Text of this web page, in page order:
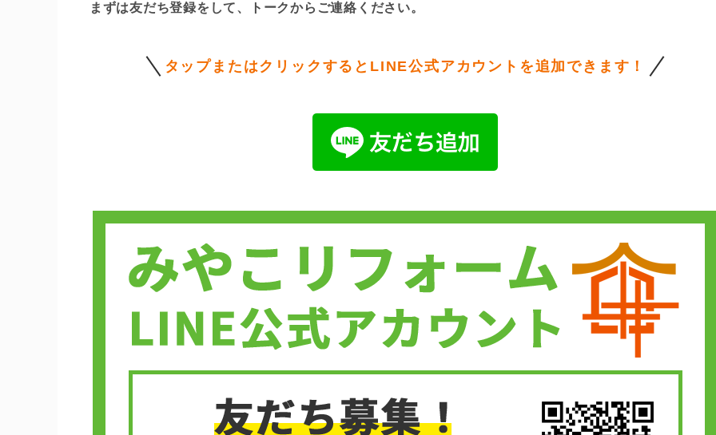
まずは友だち登録をして、トークからご連絡ください。
タップまたはクリックすると LINE公式アカウントを追加できます！